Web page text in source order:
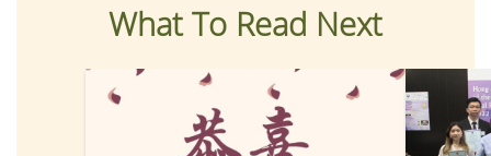
What To Read Next